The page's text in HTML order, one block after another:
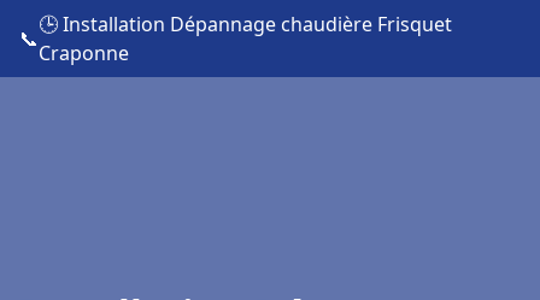
📞
🕒 Installation Dépannage chaudière Frisquet
Craponne